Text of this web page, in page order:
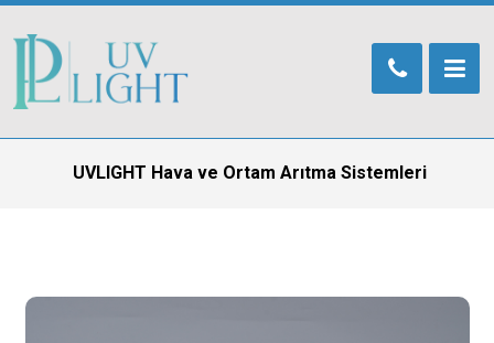
UVLIGHT Hava ve Ortam Arıtma Sistemleri